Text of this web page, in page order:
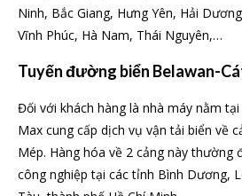
Ninh, Bắc Giang, Hưng Yên, Hải
Vĩnh Phúc, Hà Nam, Thái Nguyên,…
Tuyến đường biển Belawan-
Đối với khách hàng là nhà máy nằm
Max cung cấp dịch vụ vận tải biển về
Mép. Hàng hóa về 2 cảng này thường
công nghiệp tại các tỉnh Bình Dương,